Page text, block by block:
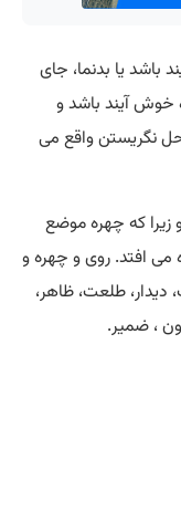
یا بدنما، جای
خوش آیند باشد و
نگریستن واقع می
زیرا که چهره موضع
می افتد. روی و چهره و
طلعت، ظاهر،
، ضمیر.